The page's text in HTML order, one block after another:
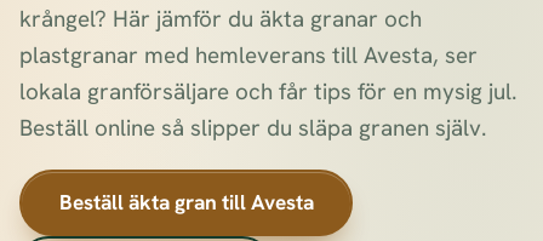
krångel? Här jämför du äkta granar och
plastgranar med hemleverans till Avesta, ser
lokala granförsäljare och får tips för en mysig jul.
Beställ online så slipper du släpa granen själv.
Beställ äkta gran till Avesta